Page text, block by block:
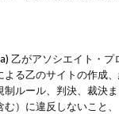
乙がアソシエイト・
る乙のサイトの作成
ルール、判決、裁決
）に違反しないこと